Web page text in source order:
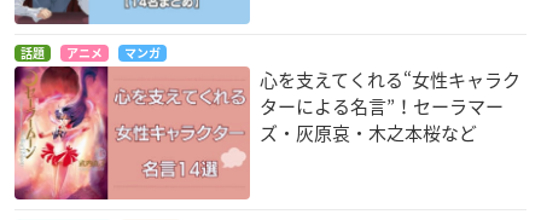
話題 アニメ マンガ
心を支えてくれる“女性キャラク
ターによる名言”！セーラマー
ズ・灰原哀・木之本桜など